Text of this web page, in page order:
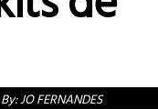
JO FERNANDES